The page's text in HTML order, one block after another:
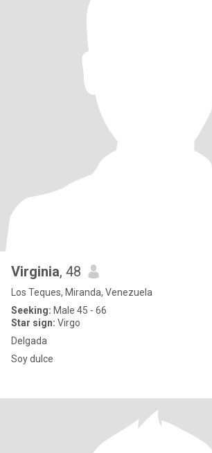
Virginia, 48
Los Teques, Miranda, Venezuela
Seeking: Male 45 - 66
Star sign: Virgo
Delgada
Soy dulce